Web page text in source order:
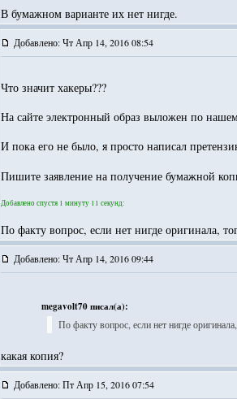
В бумажном варианте их нет нигде.
Добавлено: Чт Апр 14, 2016 08:54
Что значит хакеры???
На сайте электронный образ выложен по
И пока его не было, я просто написал
Пишите заявление на получение бумажной
Добавлено спустя 1 минуту 11 секунд:
По факту вопрос, если нет нигде оригинала,
Добавлено: Чт Апр 14, 2016 09:44
megavolt70 писал(а):
По факту вопрос, если нет нигде
какая копия?
Добавлено: Пт Апр 15, 2016 07:54